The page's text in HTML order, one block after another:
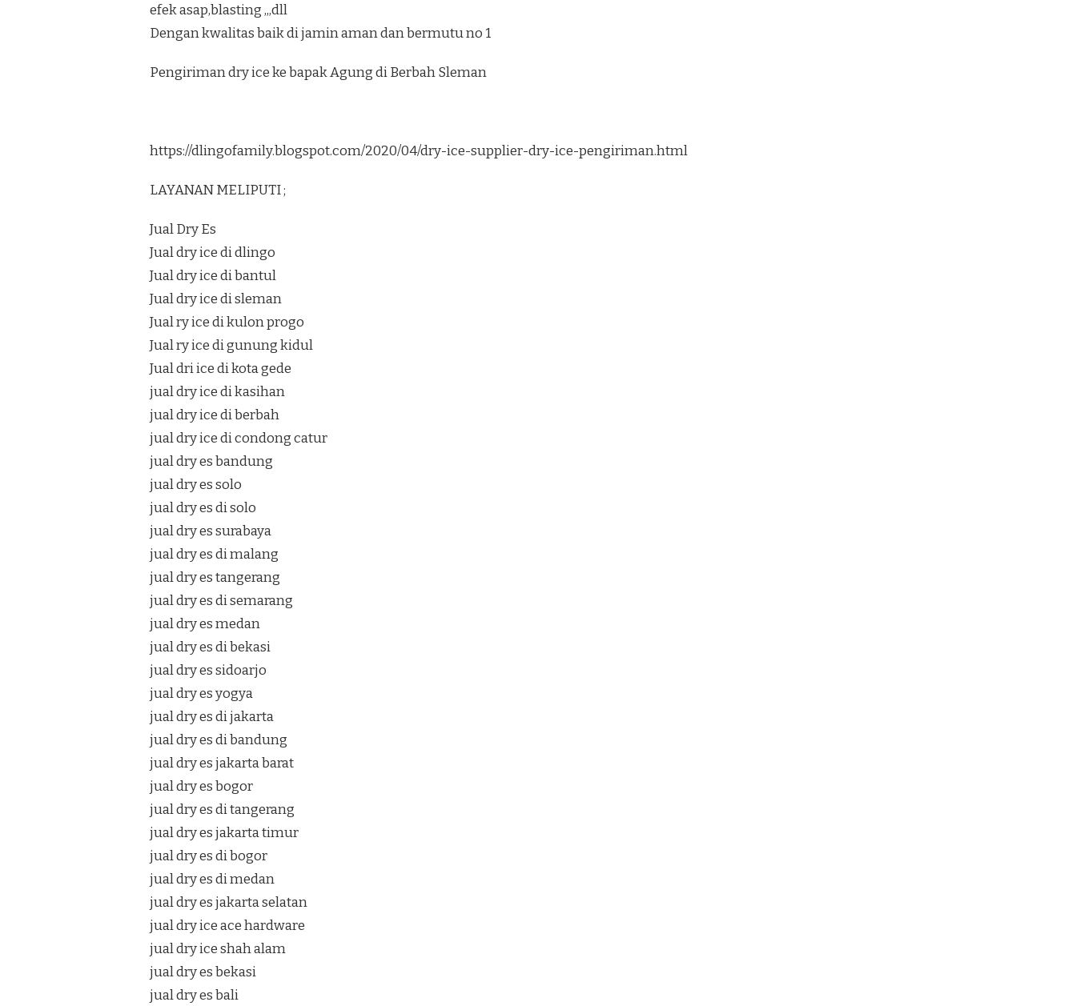
efek asap,blasting ,,,dll
Dengan kwalitas baik di jamin aman dan bermutu no 1
Pengiriman dry ice ke bapak Agung di Berbah Sleman
https://dlingofamily.blogspot.com/2020/04/dry-ice-supplier-dry-ice-pengiriman.html
LAYANAN MELIPUTI ;
Jual Dry Es
Jual dry ice di dlingo
Jual dry ice di bantul
Jual dry ice di sleman
Jual ry ice di kulon progo
Jual ry ice di gunung kidul
Jual dri ice di kota gede
jual dry ice di kasihan
jual dry ice di berbah
jual dry ice di condong catur
jual dry es bandung
jual dry es solo
jual dry es di solo
jual dry es surabaya
jual dry es di malang
jual dry es tangerang
jual dry es di semarang
jual dry es medan
jual dry es di bekasi
jual dry es sidoarjo
jual dry es yogya
jual dry es di jakarta
jual dry es di bandung
jual dry es jakarta barat
jual dry es bogor
jual dry es di tangerang
jual dry es jakarta timur
jual dry es di bogor
jual dry es di medan
jual dry es jakarta selatan
jual dry ice ace hardware
jual dry ice shah alam
jual dry es bekasi
jual dry es bali